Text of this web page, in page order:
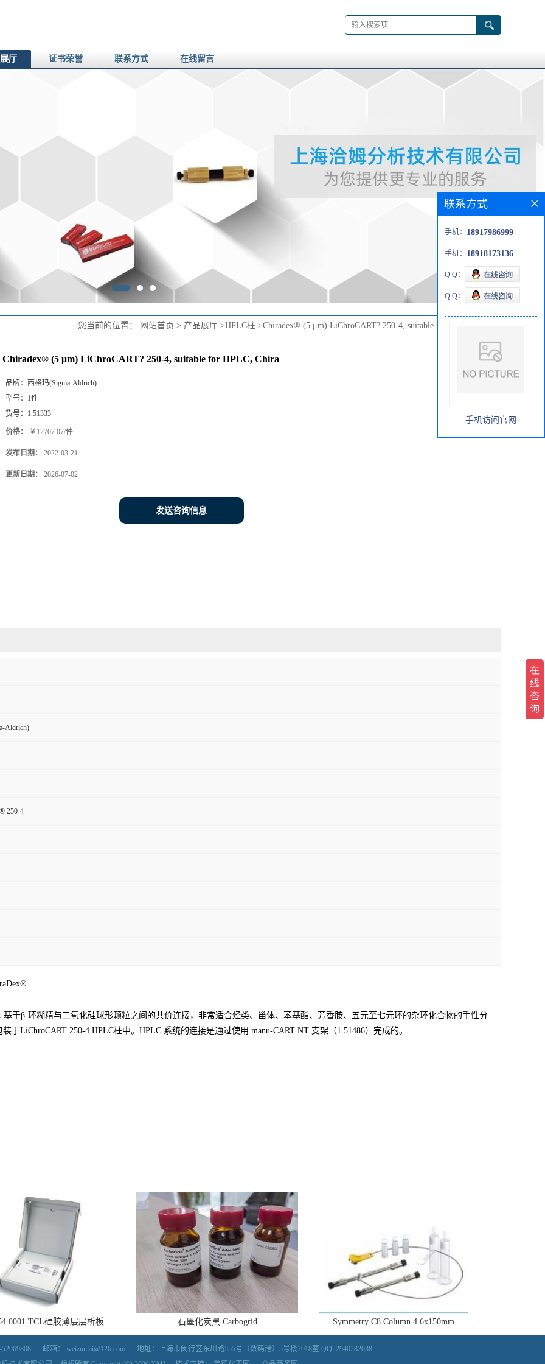
厅 证书荣誉 联系方式 在线留言
您当前的位置： 网站首页 > 产品展厅 >HPLC柱 >Chiradex® (5 μm) LiChroCART? 250-4, suitable for HPLC, Chira
Chiradex® (5 μm) LiChroCART? 250-4, suitable for HPLC, Chira
品牌： 西格玛(Sigma-Aldrich)
型号： 1件
货号： 1.51333
价格： ￥12707.07/件
发布日期： 2022-03-21
更新日期： 2026-07-02
发送咨询信息
Aldrich)
250-4
于β-环糊精与二氧化硅球形颗粒之间的共价连接，非常适合烃类、甾体、苯基酯、芳香胺、五元至七元环的杂环化合物的手性分
LiChroCART 250-4 HPLC柱中。HPLC 系统的连接是通过使用 manu-CART NT 支架（1.51486）完成的。
TCL硅胶薄层层析板 石墨化炭黑 Carbogrid Symmetry C8 Column 4.6x150mm
联系方式
手机： 18917986999
手机： 18918173136
Q Q：
Q Q：
手机访问官网
邮箱： weizunlai@126.com
地址：上海市闵行区东川路555号（数码港）5号楼7018室 QQ: 2940282038